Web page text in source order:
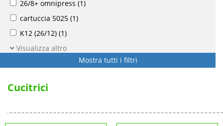
26/8+ omnipress (1)
cartuccia 5025 (1)
K12 (26/12) (1)
Visualizza altro
Mostra tutti i filtri
Cucitrici